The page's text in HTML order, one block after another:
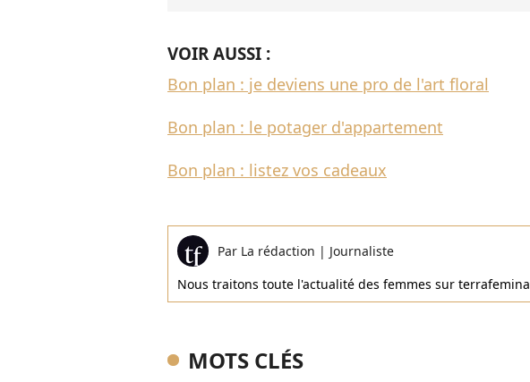
VOIR AUSSI :
Bon plan : je deviens une pro de l'art floral
Bon plan : le potager d'appartement
Bon plan : listez vos cadeaux
Par La rédaction | Journaliste
Nous traitons toute l'actualité des femmes sur terrafemina
MOTS CLÉS